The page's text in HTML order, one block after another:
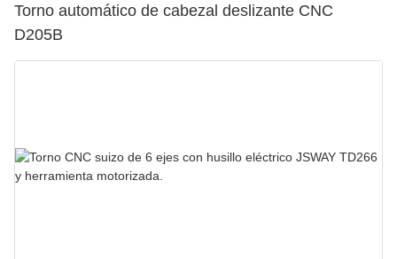
Torno automático de cabezal deslizante CNC
D205B